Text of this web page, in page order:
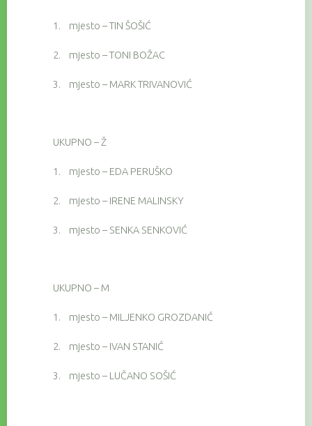
1. mjesto – TIN ŠOŠIĆ
2. mjesto – TONI BOŽAC
3. mjesto – MARK TRIVANOVIĆ
UKUPNO – Ž
1. mjesto – EDA PERUŠKO
2. mjesto – IRENE MALINSKY
3. mjesto – SENKA SENKOVIĆ
UKUPNO – M
1. mjesto – MILJENKO GROZDANIĆ
2. mjesto – IVAN STANIĆ
3. mjesto – LUČANO SOŠIĆ